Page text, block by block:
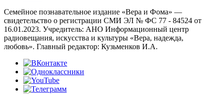
Семейное познавательное издание «Вера и Фома» —
свидетельство о регистрации СМИ ЭЛ № ФС 77 - 84524 от
16.01.2023. Учредитель: АНО Информационный центр
радиовещания, искусства и культуры «Вера, надежда,
любовь». Главный редактор: Кузьменков И.А.